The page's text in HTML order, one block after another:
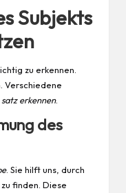
Subjekts
zu erkennen.
Verschiedene
erkennen.
des
. Sie hilft uns, durch
finden. Diese